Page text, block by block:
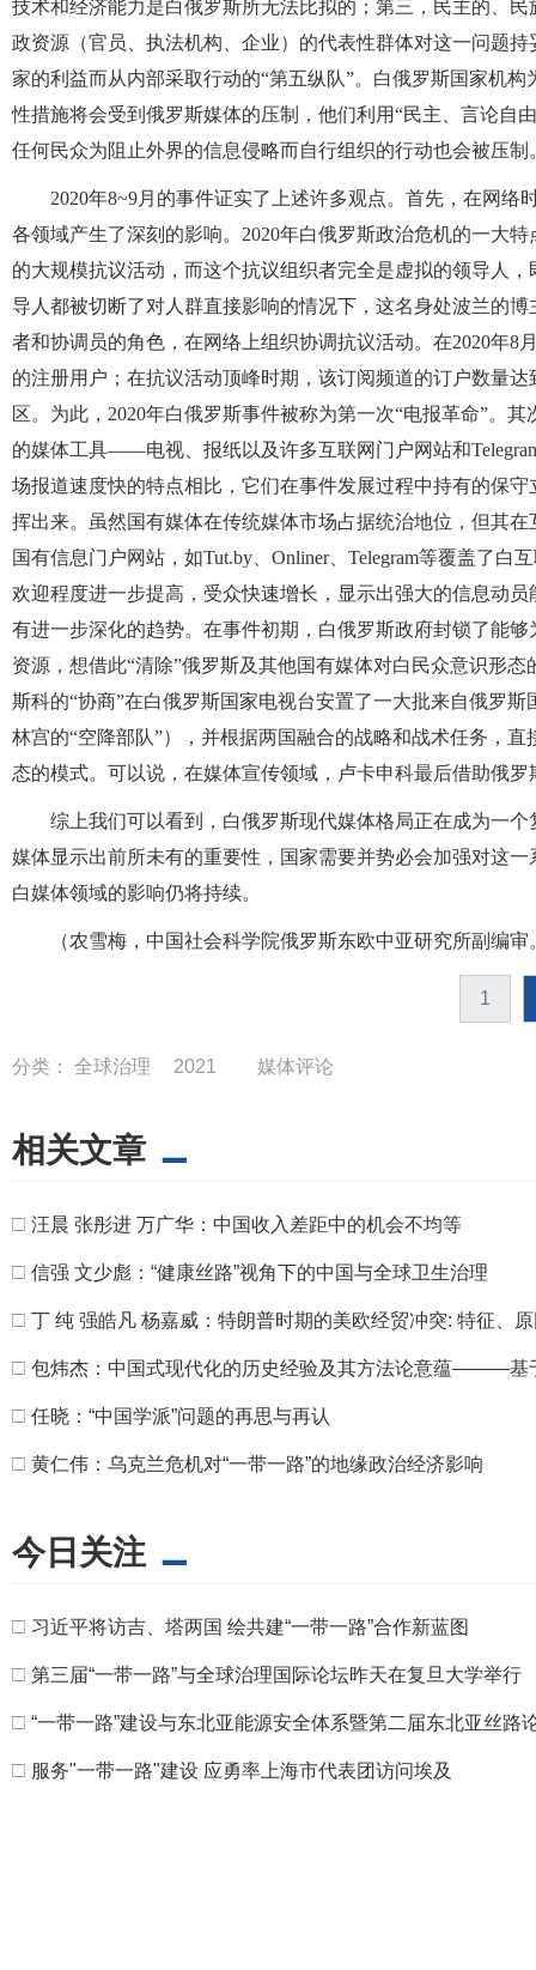
技术和经济能力是白俄罗斯所无法比拟的；第三，民主的、
政资源（官员、执法机构、企业）的代表性群体对这一问题
家的利益而从内部采取行动的“第五纵队”。白俄罗斯国家机
性措施将会受到俄罗斯媒体的压制，他们利用“民主、言论自
任何民众为阻止外界的信息侵略而自行组织的行动也会被压制
2020年8~9月的事件证实了上述许多观点。首先，在网
各领域产生了深刻的影响。2020年白俄罗斯政治危机的一大
的大规模抗议活动，而这个抗议组织者完全是虚拟的领导人
导人都被切断了对人群直接影响的情况下，这名身处波兰的
者和协调员的角色，在网络上组织协调抗议活动。在2020年8
的注册用户；在抗议活动顶峰时期，该订阅频道的订户数量
区。为此，2020年白俄罗斯事件被称为第一次“电报革命”。
的媒体工具——电视、报纸以及许多互联网门户网站和
场报道速度快的特点相比，它们在事件发展过程中持有的保
挥出来。虽然国有媒体在传统媒体市场占据统治地位，但其
国有信息门户网站，如Tut.by、Onliner、Telegram等覆盖了
欢迎程度进一步提高，受众快速增长，显示出强大的信息动
有进一步深化的趋势。在事件初期，白俄罗斯政府封锁了能
资源，想借此“清除”俄罗斯及其他国有媒体对白民众意识形
斯科的“协商”在白俄罗斯国家电视台安置了一大批来自俄罗
林宫的“空降部队”），并根据两国融合的战略和战术任务，
态的模式。可以说，在媒体宣传领域，卢卡申科最后借助俄
综上我们可以看到，白俄罗斯现代媒体格局正在成为一
媒体显示出前所未有的重要性，国家需要并势必会加强对这
白媒体领域的影响仍将持续。
（农雪梅，中国社会科学院俄罗斯东欧中亚研究所副编
1
分类： 全球治理 2021 媒体评论
相关文章
□ 汪晨 张彤进 万广华：中国收入差距中的机会不均等
□ 信强 文少彪：“健康丝路”视角下的中国与全球卫生治理
□ 丁 纯 强皓凡 杨嘉威：特朗普时期的美欧经贸冲突: 特征
□ 包炜杰：中国式现代化的历史经验及其方法论意蕴———基
□ 任晓：“中国学派”问题的再思与再认
□ 黄仁伟：乌克兰危机对“一带一路”的地缘政治经济影响
今日关注
□ 习近平将访吉、塔两国 绘共建“一带一路”合作新蓝图
□ 第三届“一带一路”与全球治理国际论坛昨天在复旦大学举行
□ “一带一路”建设与东北亚能源安全体系暨第二届东北亚丝路
□ 服务"一带一路"建设 应勇率上海市代表团访问埃及